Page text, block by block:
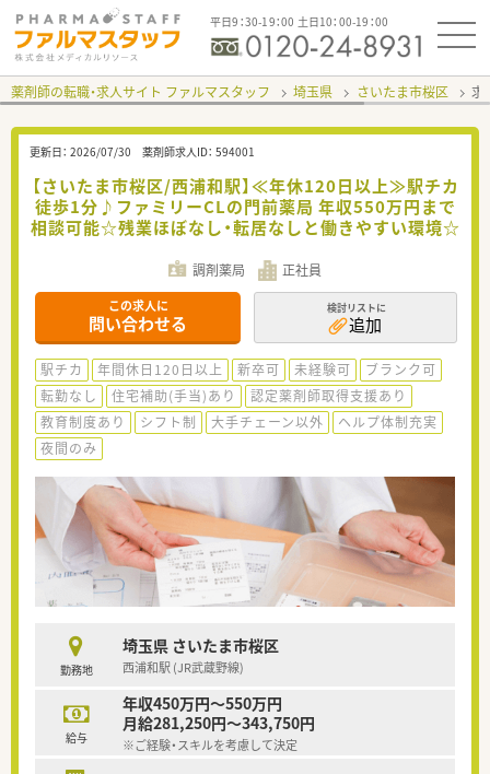
平日9：30-19：00 土日10：00-19：00
薬剤師の転職・求人サイト ファルマスタッフ 埼玉県 さいたま市桜区 求
更新日： 2026/07/30 薬剤師求人ID： 594001
【さいたま市桜区/西浦和駅】≪年休120日以上≫駅チカ
徒歩1分♪ファミリーCLの門前薬局 年収550万円まで
相談可能☆残業ほぼなし・転居なしと働きやすい環境☆
調剤薬局 正社員
この求人に
問い合わせる
検討リストに
追加
駅チカ 年間休日120日以上 新卒可 未経験可
ブランク可
転勤なし
住宅補助(手当)あり
認定薬剤師取得支援あり
教育制度あり
シフト制 大手チェーン以外
ヘルプ体制充実
夜間のみ
勤務地
埼玉県 さいたま市桜区
西浦和駅 (JR武蔵野線)
給与
年収450万円～550万円
月給281,250円～343,750円
※ご経験・スキルを考慮して決定